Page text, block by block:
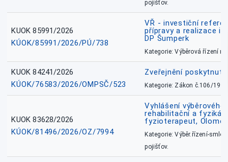
pojišťov.
KUOK 85991/2026
KÚOK/85991/2026/PÚ/738
VŘ - investiční
přípravy a realizace
DP Šumperk
Kategorie: Výběrová řízení
KUOK 84241/2026
KÚOK/76583/2026/OMPSČ/523
Zveřejnění
Kategorie: Zákon č.106/1999
KUOK 83628/2026
KÚOK/81496/2026/OZ/7994
Vyhlášení
rehabilitační a
fyzioterapeut,
Kategorie: Výběr.řízení-
pojišťov.